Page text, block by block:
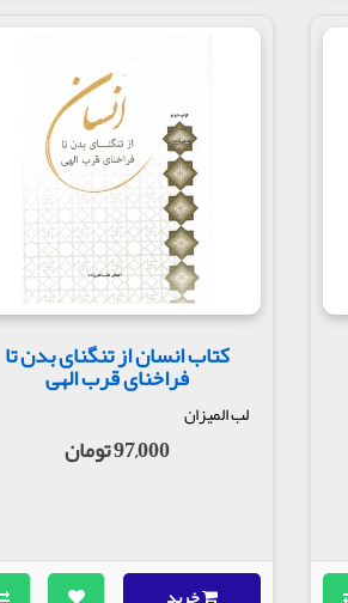
کتاب انسان از تنگنای بدن تا
فراخنای قرب الهی
لب المیزان
97,000 تومان